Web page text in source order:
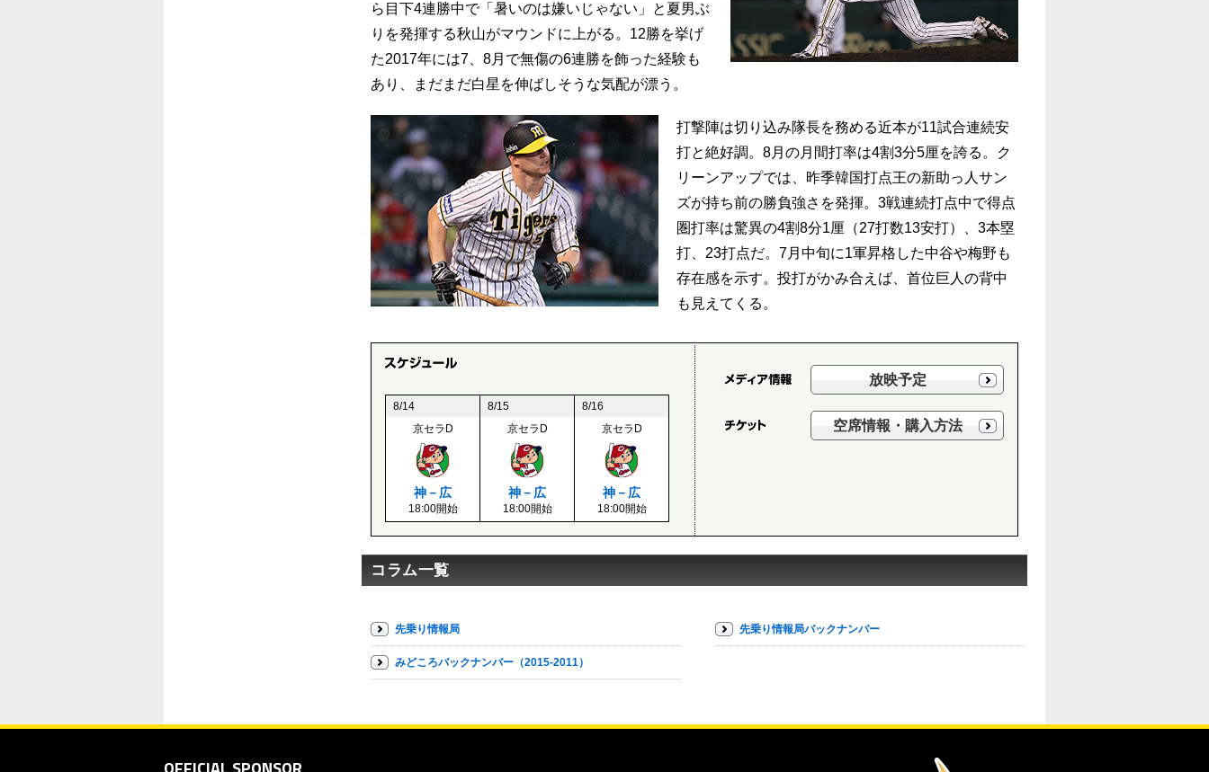
ら目下4連勝中で「暑いのは嫌いじゃない」と夏男ぶ
りを発揮する秋山がマウンドに上がる。12勝を挙げ
た2017年には7、8月で無傷の6連勝を飾った経験も
あり、まだまだ白星を伸ばしそうな気配が漂う。
打撃陣は切り込み隊長を務める近本が11試合連続安
打と絶好調。8月の月間打率は4割3分5厘を誇る。ク
リーンアップでは、昨季韓国打点王の新助っ人サン
ズが持ち前の勝負強さを発揮。3戦連続打点中で得点
圏打率は驚異の4割8分1厘（27打数13安打）、3本塁
打、23打点だ。7月中旬に1軍昇格した中谷や梅野も
存在感を示す。投打がかみ合えば、首位巨人の背中
も見えてくる。
8/14 8/15
8/16
京セラD
神－広
18:00開始
京セラD
神－広
18:00開始
京セラD
神－広
18:00開始
放映予定
空席情報・購入方法
コラム一覧
先乗り情報局
みどころバックナンバー（2015-2011）
先乗り情報局バックナンバー